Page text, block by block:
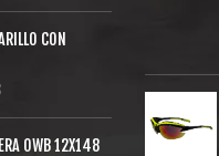
CON
OWB 12X148